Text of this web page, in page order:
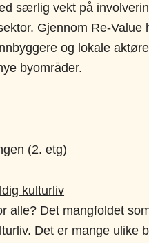
særlig vekt på
Gjennom Re‑Value
og lokale
byområder.
(2. etg)
kulturliv
alle? Det mangfoldet
Det er mange ulike